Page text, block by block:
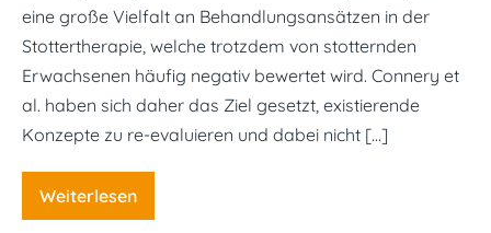
eine große Vielfalt an Behandlungsansätzen in der
Stottertherapie, welche trotzdem von stotternden
Erwachsenen häufig negativ bewertet wird. Connery et
al. haben sich daher das Ziel gesetzt, existierende
Konzepte zu re-evaluieren und dabei nicht […]
Weiterlesen
#75
Den